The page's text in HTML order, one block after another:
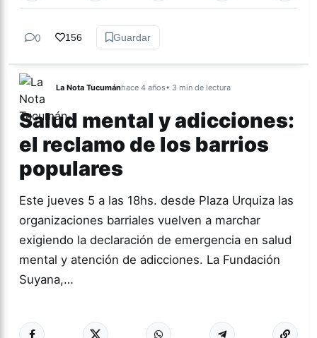
0 156 Guardar
La Nota Tucumánhace 4 años• 3 min de lectura
Salud mental y adicciones:
el reclamo de los barrios
populares
Este jueves 5 a las 18hs. desde Plaza Urquiza las
organizaciones barriales vuelven a marchar
exigiendo la declaración de emergencia en salud
mental y atención de adicciones. La Fundación
Suyana,…
TUCUMÁN Más